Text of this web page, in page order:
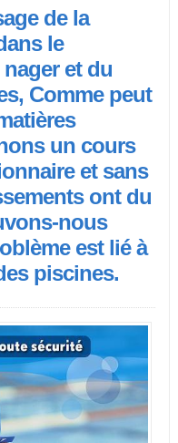
de la
le
et du
Comme peut
un cours
et sans
ont du
nous
est lié à
piscines.